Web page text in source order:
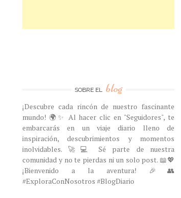
SOBRE EL blog
¡Descubre cada rincón de nuestro fascinante
mundo! 🌍✨ Al hacer clic en "Seguidores", te
embarcarás en un viaje diario lleno de
inspiración, descubrimientos y momentos
inolvidables. 🚀💻 Sé parte de nuestra
comunidad y no te pierdas ni un solo post. 📖💖
¡Bienvenido a la aventura! 🎉👥
#ExploraConNosotros #BlogDiario